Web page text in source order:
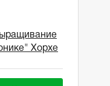
Хорхе